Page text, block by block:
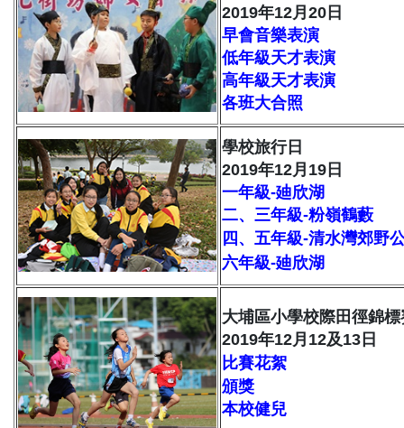
2019年12月20日
早會音樂表演
低年級天才表演
高年級天才表演
各班大合照
學校旅行日
2019年12月19日
一年級-廸欣湖
二、三年級-粉嶺鶴藪
四、五年級-清水灣郊野
六年級-廸欣湖
大埔區小學校際田徑錦標
2019年12月12及13日
比賽花絮
頒獎
本校健兒